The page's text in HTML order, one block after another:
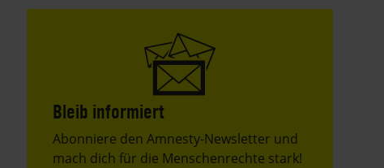
Bleib informiert
Header
Text
Abonniere den Amnesty-Newsletter und
mach dich für die Menschenrechte stark!